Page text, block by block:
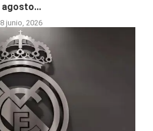
agosto...
8 junio, 2026